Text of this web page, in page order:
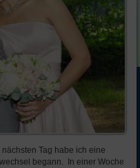
Tag habe ich eine
begann. In einer Woche